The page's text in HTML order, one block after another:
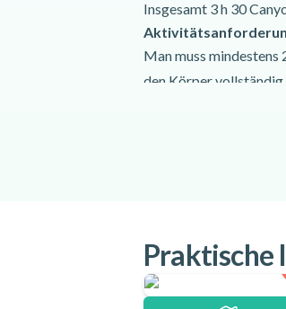
Insgesamt 3 h 30
Man muss mindestens
den Körper vollständig
Praktische